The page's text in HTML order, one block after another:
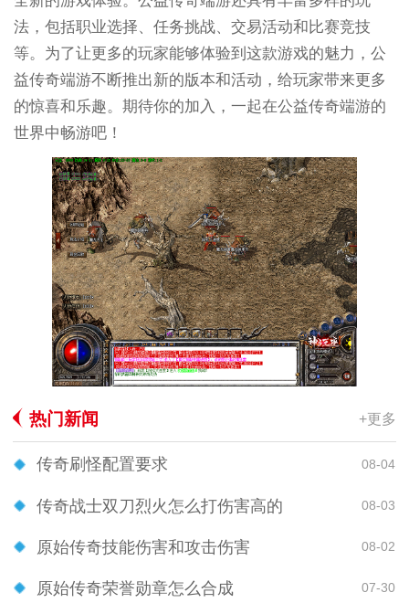
法，包括职业选择、任务挑战、交易活动和比赛竞技
等。为了让更多的玩家能够体验到这款游戏的魅力，公
益传奇端游不断推出新的版本和活动，给玩家带来更多
的惊喜和乐趣。期待你的加入，一起在公益传奇端游的
世界中畅游吧！
热门新闻 +更多
传奇刷怪配置要求 08-04
传奇战士双刀烈火怎么打伤害高的 08-03
原始传奇技能伤害和攻击伤害 08-02
原始传奇荣誉勋章怎么合成 07-30